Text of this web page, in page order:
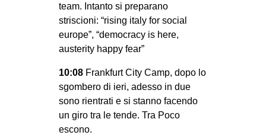
team. Intanto si preparano
striscioni: “rising italy for social
europe”, “democracy is here,
austerity happy fear”
10:08 Frankfurt City Camp, dopo lo
sgombero di ieri, adesso in due
sono rientrati e si stanno facendo
un giro tra le tende. Tra Poco
escono.